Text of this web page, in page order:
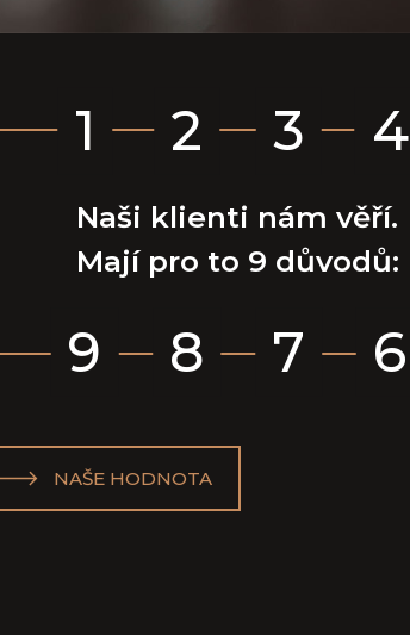
1 2 3
4
6
7
8
9
Naši klienti nám věří.
Mají pro to 9 důvodů:
NAŠE HODNOTA